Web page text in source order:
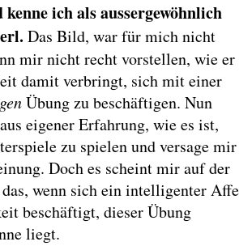
ich als aussergewöhnlich
Das Bild, war für mich nicht
mir nicht recht vorstellen, wie er
damit verbringt, sich mit einer
Übung zu beschäftigen. Nun
eigener Erfahrung, wie es ist,
zu spielen und versage mir
Doch es scheint mir auf der
wenn sich ein intelligenter Affe
beschäftigt, dieser Übung
liegt.